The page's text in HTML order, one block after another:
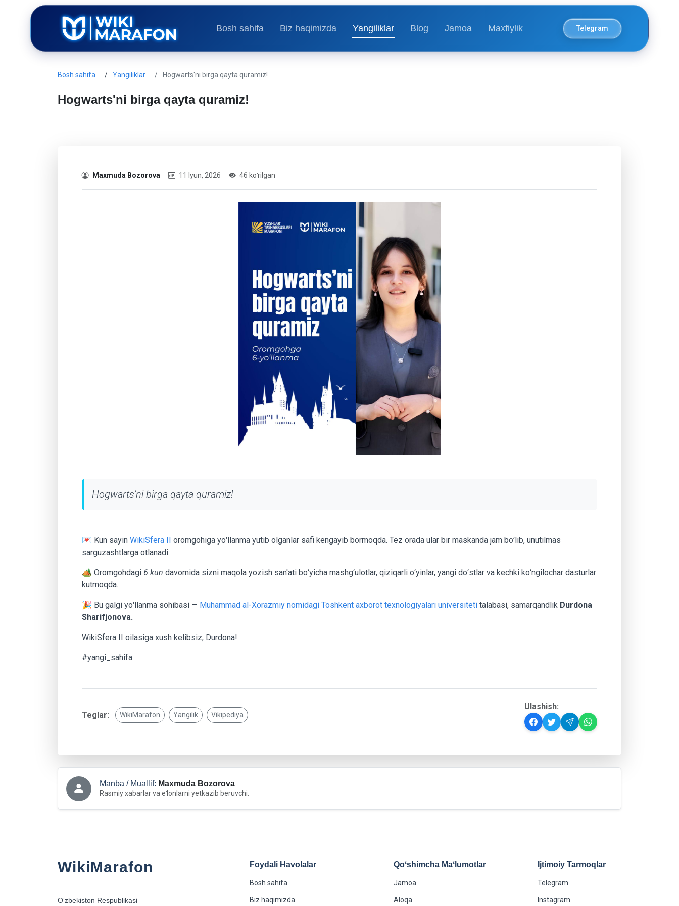
Bosh sahifa Biz haqimizda Yangiliklar Blog Jamoa Maxfiylik Telegram
Bosh sahifa Yangiliklar Hogwarts'ni birga qayta quramiz!
Hogwarts'ni birga qayta quramiz!
Maxmuda Bozorova 11 Iyun, 2026 46 koʻrilgan
Hogwarts'ni birga qayta quramiz!
💌 Kun sayin WikiSfera II oromgohiga yoʻllanma yutib olganlar safi kengayib bormoqda. Tez orada ular bir maskanda jam boʻlib, unutilmas
sarguzashtlarga otlanadi.
🏕 Oromgohdagi 6 kun davomida sizni maqola yozish san'ati boʻyicha mashgʻulotlar, qiziqarli oʻyinlar, yangi doʻstlar va kechki koʻngilochar dasturlar
kutmoqda.
🎉 Bu galgi yoʻllanma sohibasi — Muhammad al-Xorazmiy nomidagi Toshkent axborot texnologiyalari universiteti talabasi, samarqandlik Durdona
Sharifjonova.
WikiSfera II oilasiga xush kelibsiz, Durdona!
#yangi_sahifa
Teglar: WikiMarafon Yangilik Vikipediya
Ulashish:
Manba / Muallif: Maxmuda Bozorova
Rasmiy xabarlar va eʻlonlarni yetkazib beruvchi.
WikiMarafon
Oʻzbekiston Respublikasi
Foydali Havolalar
Bosh sahifa
Biz haqimizda
Qoʻshimcha Maʻlumotlar
Jamoa
Aloqa
Ijtimoiy Tarmoqlar
Telegram
Instagram